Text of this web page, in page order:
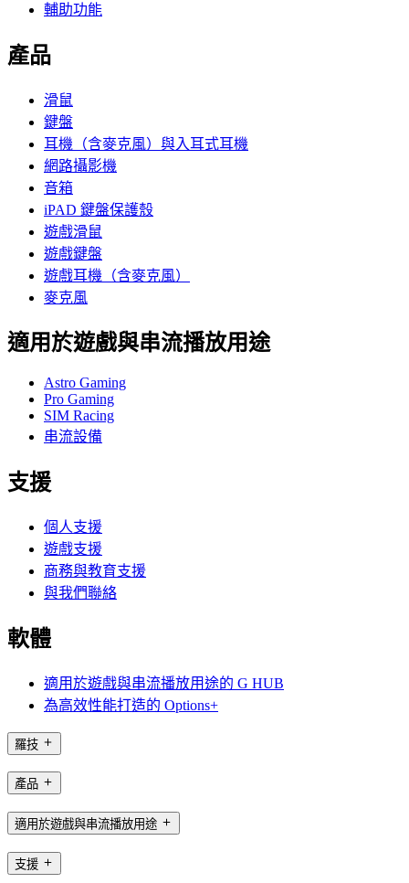
輔助功能
產品
滑鼠
鍵盤
耳機（含麥克風）與入耳式耳機
網路攝影機
音箱
iPAD 鍵盤保護殼
遊戲滑鼠
遊戲鍵盤
遊戲耳機（含麥克風）
麥克風
適用於遊戲與串流播放用途
Astro Gaming
Pro Gaming
SIM Racing
串流設備
支援
個人支援
遊戲支援
商務與教育支援
與我們聯絡
軟體
適用於遊戲與串流播放用途的 G HUB
為高效性能打造的 Options+
羅技
產品
適用於遊戲與串流播放用途
支援